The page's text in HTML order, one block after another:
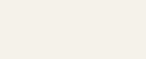
Gessato, Comfort Termico
Antipieghe: Il Pantalone
Fratelliditalia
della tradizione culinaria e
praticità operativa.